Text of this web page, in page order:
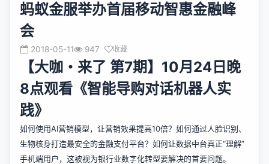
蚂蚁金服举办首届移动智惠金融峰
会
2018-05-11 947 收藏
【大咖・来了 第7期】10月24日晚
8点观看《智能导购对话机器人实
践》
如何使用AI营销模型，让营销效果提高10倍？如何通过人脸识别、
生物核身打造最安全的金融支付平台？如何让数据中台真正“理解”
手机端用户，这被视为银行业数字化转型要解决的首要问题。